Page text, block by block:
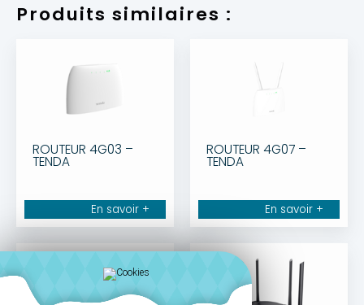
Produits similaires :
ROUTEUR 4G03 –
TENDA
En savoir +
ROUTEUR 4G07 –
TENDA
En savoir +